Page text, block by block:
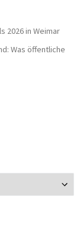
2026 in Weimar
Was öffentliche